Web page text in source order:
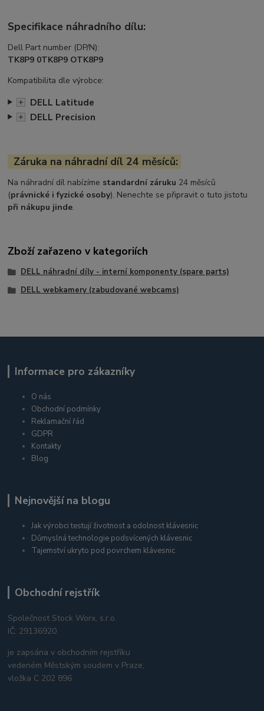
Specifikace náhradního dílu:
Dell Part number (DP/N):
TK8P9 0TK8P9 OTK8P9
Kompatibilita dle výrobce:
+
DELL Latitude
+ DELL Precision
Záruka na náhradní díl 24 měsíců:
Na náhradní díl nabízíme standardní záruku 24 měsíců
(právnické i fyzické osoby). Nenechte se připravit o tuto jistotu
při nákupu jinde.
Zboží zařazeno v kategoriích
DELL náhradní díly - interní komponenty (spare parts)
DELL webkamery (zabudované webcams)
Informace pro zákazníky
O nás
Obchodní podmínky
Reklamační řád
GDPR
Kontakty
Blog
Nejnovější na blogu
Jak výrobci testují životnost a odolnost klávesnic
Důmyslná technologie podsvícených klávesnic
Tajemství ukryto pod povrchem klávesnic
Obchodní rejstřík
Společnost Stock Worx, s.r.o.
IČ: 29136920
je zapsána v obchodním rejstříku
vedeném Městským soudem v Praze,
vložka C 202 896